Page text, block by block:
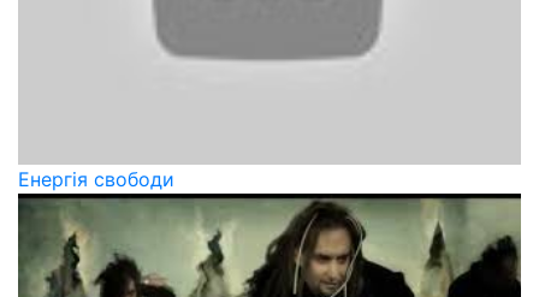
Енергія свободи